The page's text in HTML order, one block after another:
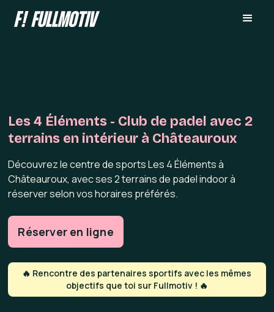
Les 4 Éléments - Club de padel avec 2
terrains en intérieur à Châteauroux
Découvrez le centre de sports Les 4 Éléments à
Châteauroux, avec ses 2 terrains de padel indoor à
réserver selon vos horaires préférés.
Réserver en ligne
🔥 Rencontre des partenaires sportifs avec les mêmes
objectifs que toi sur Fullmotiv ! 🔥